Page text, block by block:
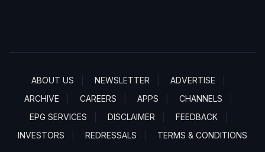
ABOUT US NEWSLETTER
ADVERTISE
ARCHIVE
CAREERS APPS
CHANNELS
EPG SERVICES
DISCLAIMER
FEEDBACK
INVESTORS
REDRESSALS TERMS & CONDITIONS